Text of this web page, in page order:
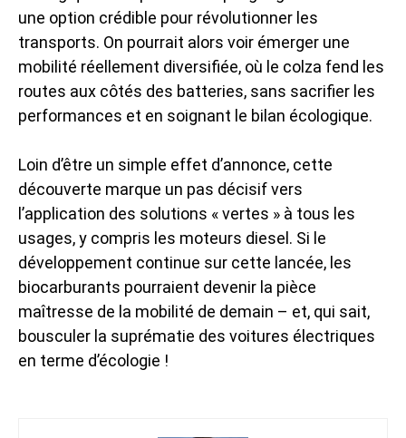
une option crédible pour révolutionner les
transports. On pourrait alors voir émerger une
mobilité réellement diversifiée, où le colza fend les
routes aux côtés des batteries, sans sacrifier les
performances et en soignant le bilan écologique.
Loin d’être un simple effet d’annonce, cette
découverte marque un pas décisif vers
l’application des solutions « vertes » à tous les
usages, y compris les moteurs diesel. Si le
développement continue sur cette lancée, les
biocarburants pourraient devenir la pièce
maîtresse de la mobilité de demain – et, qui sait,
bousculer la suprématie des voitures électriques
en terme d’écologie !